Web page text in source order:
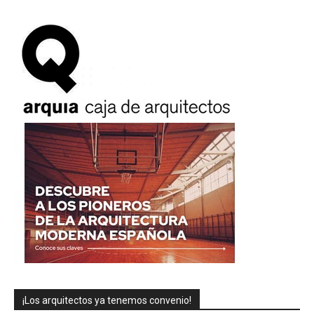
¡Los arquitectos ya tenemos convenio!